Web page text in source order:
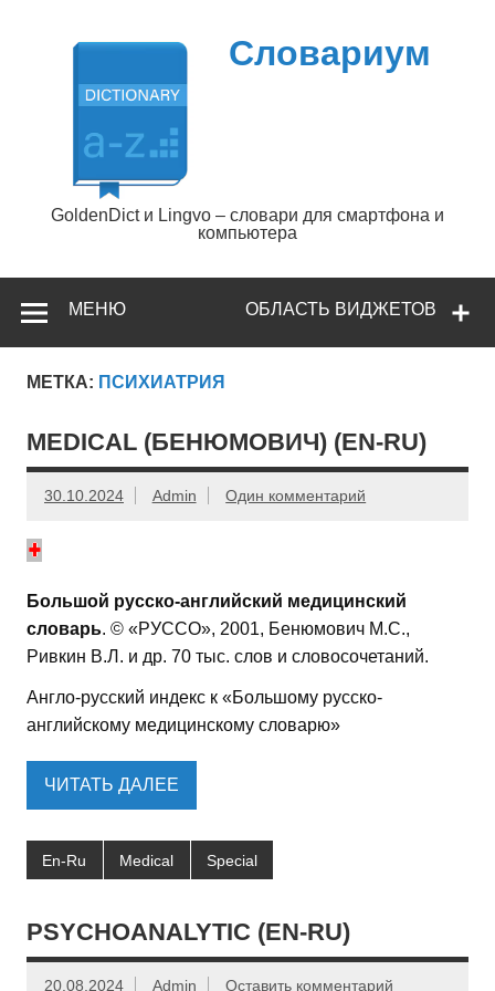
содержимому
Словариум
GoldenDict и Lingvo – словари для смартфона и
компьютера
ОБЛАСТЬ ВИДЖЕТОВ
МЕНЮ
МЕТКА: ПСИХИАТРИЯ
MEDICAL (БЕНЮМОВИЧ) (EN-RU)
30.10.2024 Admin Один комментарий
Большой русско-английский медицинский
словарь. © «РУССО», 2001, Бенюмович М.С.,
Ривкин В.Л. и др. 70 тыс. слов и словосочетаний.
Англо-русский индекс к «Большому русско-
английскому медицинскому словарю»
ЧИТАТЬ ДАЛЕЕ
En-Ru Medical Special
PSYCHOANALYTIC (EN-RU)
20.08.2024 Admin Оставить комментарий